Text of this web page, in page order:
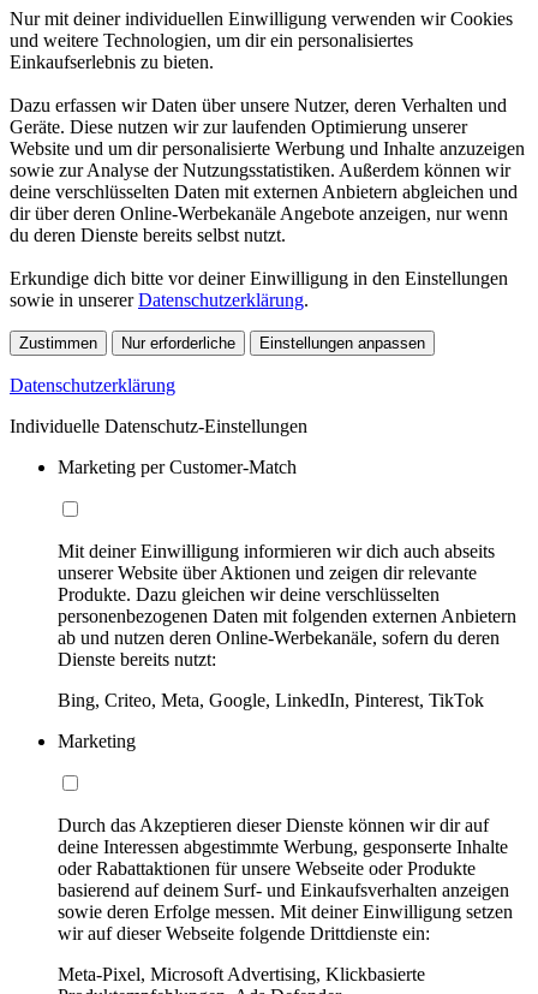
Nur mit deiner individuellen Einwilligung verwenden wir Cookies
und weitere Technologien, um dir ein personalisiertes
Einkaufserlebnis zu bieten.
Dazu erfassen wir Daten über unsere Nutzer, deren Verhalten und
Geräte. Diese nutzen wir zur laufenden Optimierung unserer
Website und um dir personalisierte Werbung und Inhalte anzuzeigen
sowie zur Analyse der Nutzungsstatistiken. Außerdem können wir
deine verschlüsselten Daten mit externen Anbietern abgleichen und
dir über deren Online-Werbekanäle Angebote anzeigen, nur wenn
du deren Dienste bereits selbst nutzt.
Erkundige dich bitte vor deiner Einwilligung in den Einstellungen
sowie in unsererDatenschutzerklärung.
Zustimmen Nur erforderliche Einstellungen anpassen
Datenschutzerklärung
Individuelle Datenschutz-Einstellungen
Marketing per Customer-Match
Mit deiner Einwilligung informieren wir dich auch abseits
unserer Website über Aktionen und zeigen dir relevante
Produkte. Dazu gleichen wir deine verschlüsselten
personenbezogenen Daten mit folgenden externen Anbietern
ab und nutzen deren Online-Werbekanäle, sofern du deren
Dienste bereits nutzt:
Bing, Criteo, Meta, Google, LinkedIn, Pinterest, TikTok
Marketing
Durch das Akzeptieren dieser Dienste können wir dir auf
deine Interessen abgestimmte Werbung, gesponserte Inhalte
oder Rabattaktionen für unsere Webseite oder Produkte
basierend auf deinem Surf- und Einkaufsverhalten anzeigen
sowie deren Erfolge messen. Mit deiner Einwilligung setzen
wir auf dieser Webseite folgende Drittdienste ein:
Meta-Pixel, Microsoft Advertising, Klickbasierte